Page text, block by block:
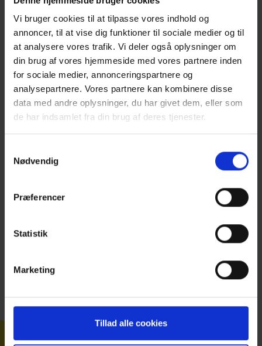
Vi bruger cookies til at tilpasse vores indhold og
annoncer, til at vise dig funktioner til sociale medier og til
at analysere vores trafik. Vi deler også oplysninger om
din brug af vores hjemmeside med vores partnere inden
for sociale medier, annonceringspartnere og
analysepartnere. Vores partnere kan kombinere disse
data med andre oplysninger, du har givet dem, eller som
de har indsamlet fra din brug af deres tjenester.
Nødvendig
Præferencer
Statistik
Marketing
Tillad alle cookies
Konference- og mødelokaler
Konferencemanager
på anden vis samle et
sammenhæng
jeres arrangement bliver en fantastisk